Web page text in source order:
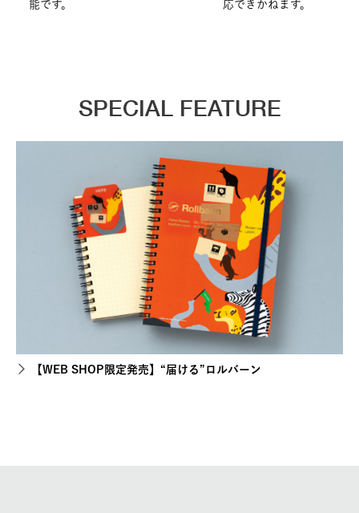
能です。 応できかねます。
SPECIAL FEATURE
【WEB SHOP限定発売】“届ける”ロルバーン